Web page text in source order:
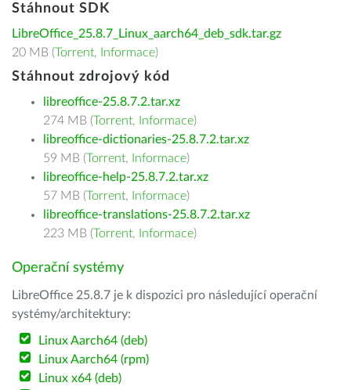
Stáhnout SDK
LibreOffice_25.8.7_Linux_aarch64_deb_sdk.tar.gz
20 MB (Torrent, Informace)
Stáhnout zdrojový kód
libreoffice-25.8.7.2.tar.xz
274 MB (Torrent, Informace)
libreoffice-dictionaries-25.8.7.2.tar.xz
59 MB (Torrent, Informace)
libreoffice-help-25.8.7.2.tar.xz
57 MB (Torrent, Informace)
libreoffice-translations-25.8.7.2.tar.xz
223 MB (Torrent, Informace)
Operační systémy
LibreOffice 25.8.7 je k dispozici pro následující operační
systémy/architektury:
Linux Aarch64 (deb)
Linux Aarch64 (rpm)
Linux x64 (deb)